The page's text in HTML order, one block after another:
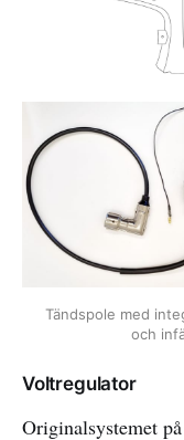
Tändspole med
och
Voltregulator
Originalsystemet